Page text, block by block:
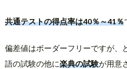
共通テストの得点率は40％～41％
偏差値はボーダーフリーですが、
語の試験の他に楽典の試験が用意